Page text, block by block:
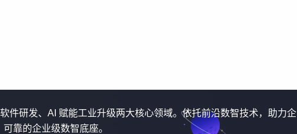
件研发、AI 赋能工业升级两大核心领域。依托前沿数智技术，助力企
靠的企业级数智底座。